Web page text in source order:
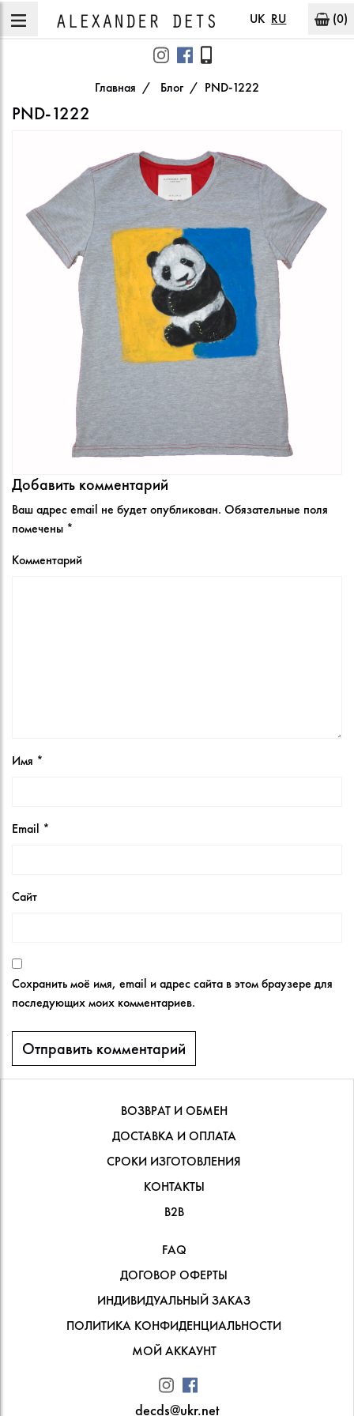
UK RU (0)
Главная Блог PND-1222
PND-1222
Добавить комментарий
Ваш адрес email не будет опубликован. Обязательные поля
помечены *
Комментарий
Имя *
Email *
Сайт
Сохранить моё имя, email и адрес сайта в этом браузере для
последующих моих комментариев.
ВОЗВРАТ И ОБМЕН
ДОСТАВКА И ОПЛАТА
СРОКИ ИЗГОТОВЛЕНИЯ
КОНТАКТЫ
В2В
FAQ
ДОГОВОР ОФЕРТЫ
ИНДИВИДУАЛЬНЫЙ ЗАКАЗ
ПОЛИТИКА КОНФИДЕНЦИАЛЬНОСТИ
МОЙ АККАУНТ
decds@ukr.net